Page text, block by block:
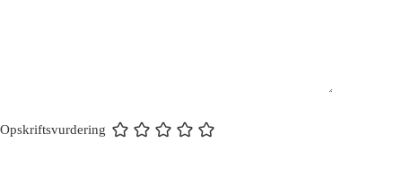
Opskriftsvurdering